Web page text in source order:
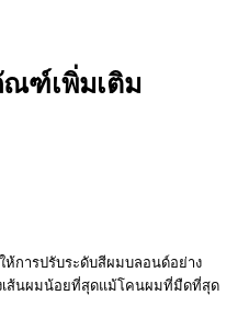
ฑ์เพิ่มเติม
ห้การปรับระดับสีผมบลอนด์อย่าง
เส้นผมน้อยที่สุดแม้โคนผมที่มืดที่สุด